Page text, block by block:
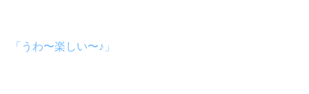
「うわ〜楽しい〜♪」